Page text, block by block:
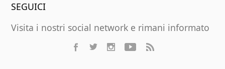
SEGUICI
Visita i nostri social network e rimani informato